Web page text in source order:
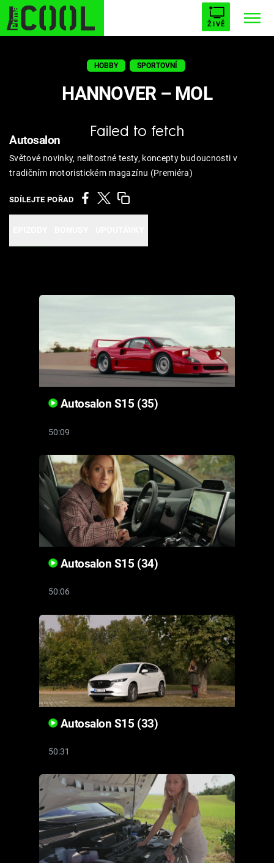
ŽIVĚ
STARHOUSE BUFFY, PŘEMOŽITELKA UPÍRŮ
PLNEJ KOTEL AVENGERS 5
Témata
Filmy
TV Program
Sledujte prima+
Sledujte nás
HOBBY SPORTOVNÍ
HANNOVER – MOL
Failed to fetch
Světové novinky, nelítostné testy, koncepty budoucnosti v
tradičním motoristickém magazínu (Premiéra)
SDÍLEJTE POŘAD
Autosalon
Autosalon S15 (35)
50:09
Autosalon S15 (34)
50:06
Autosalon S15 (33)
50:31